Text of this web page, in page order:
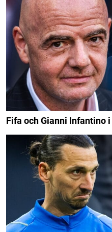
Fifa och Gianni